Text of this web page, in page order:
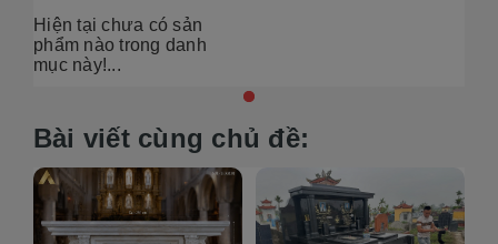
Hiện tại chưa có sản
phẩm nào trong danh
mục này!...
Bài viết cùng chủ đề: